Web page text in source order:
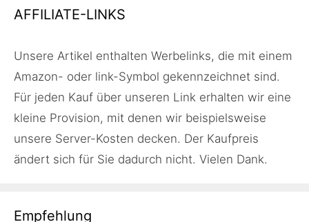
AFFILIATE-LINKS
Unsere Artikel enthalten Werbelinks, die mit einem
Amazon- oder link-Symbol gekennzeichnet sind.
Für jeden Kauf über unseren Link erhalten wir eine
kleine Provision, mit denen wir beispielsweise
unsere Server-Kosten decken. Der Kaufpreis
ändert sich für Sie dadurch nicht. Vielen Dank.
Empfehlung